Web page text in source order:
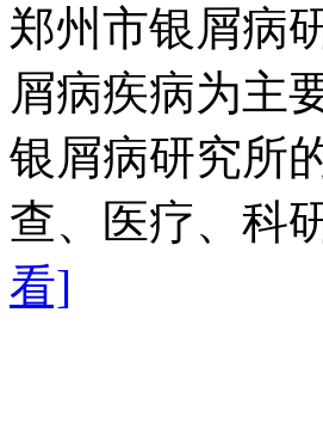
郑州市银屑病
屑病疾病为主
银屑病研究所
查、医疗、科
看]